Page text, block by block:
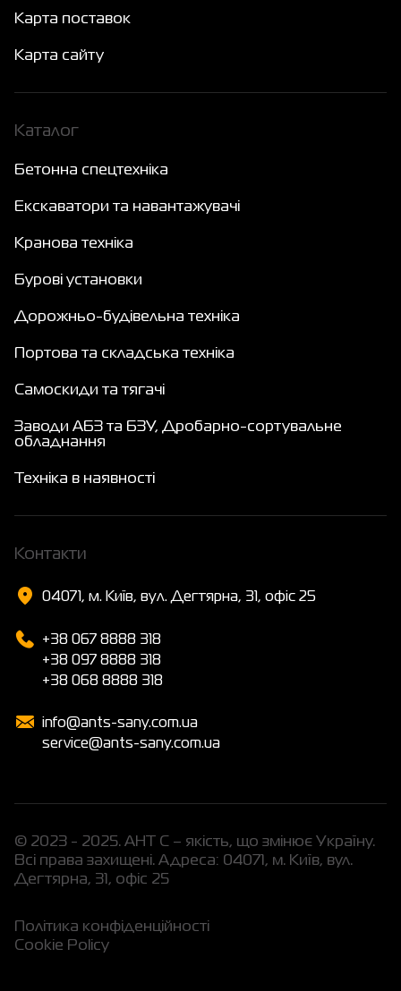
© 2023 - 2025. АНТ С – якість, що змінює Україну.
Всі права захищені. Адреса: 04071, м. Київ, вул.
Дегтярна, 31, офіс 25
Політика конфіденційності
Cookie Policy
Карта поставок
Карта сайту
Каталог
Бетонна спецтехніка
Екскаватори та навантажувачі
Кранова техніка
Бурові установки
Дорожньо-будівельна техніка
Портова та складська техніка
Самоскиди та тягачі
Заводи АБЗ та БЗУ, Дробарно-сортувальне
обладнання
Техніка в наявності
Контакти
04071, м. Київ, вул. Дегтярна, 31, офіс 25
+38 067 8888 318
+38 097 8888 318
+38 068 8888 318
info@ants-sany.com.ua
service@ants-sany.com.ua